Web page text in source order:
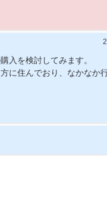
入を検討してみます。
に住んでおり、なかなか